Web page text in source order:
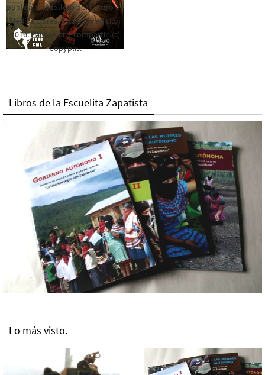
publica este folleto del Centro de
Medios Libres. Esta es la edición
2016. Para rolar y compartir. (c)
Copyplis.
Libros de la Escuelita Zapatista
Lo más visto.